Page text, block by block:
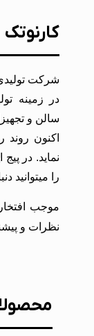
کارنوتک
در زمینه
سالن و
اکنون
نماید. در
را میتوانید
موجب
نظرات و